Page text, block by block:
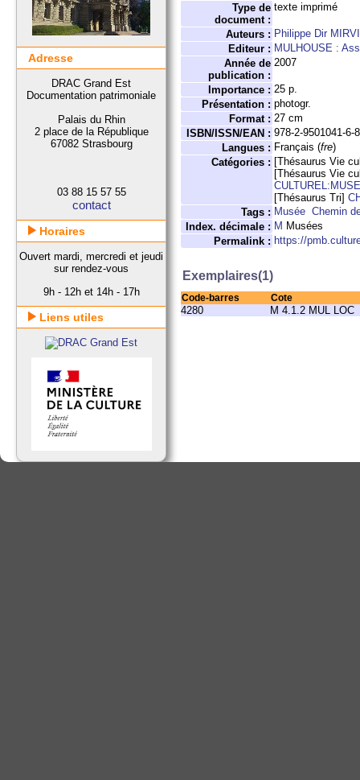
Type de
document :
texte imprimé
Auteurs : Philippe Dir
Editeur : MULHOUSE :
Année de
publication :
2007
Importance : 25 p.
Présentation : photogr.
Format : 27 cm
ISBN/ISSN/EAN : 978-2-9501041-6-8
Langues : Français (fre)
Catégories : [Thésaurus Vie
[Thésaurus Vie
[Thésaurus Tri]
Tags : Musée Chemin
Index. décimale : M Musées
Permalink : https://
Exemplaires(1)
Code-barres Cote
4280 M 4.1.2 MUL LOC
Adresse
DRAC Grand Est
Documentation patrimoniale
Palais du Rhin
2 place de la République
67082 Strasbourg
03 88 15 57 55
contact
Horaires
Ouvert mardi, mercredi et jeudi
sur rendez-vous
9h - 12h et 14h - 17h
Liens utiles